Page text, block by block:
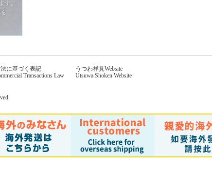
に基づく表記
Transactions Law
うつわ祥見Website
Utsuwa Shoken Website